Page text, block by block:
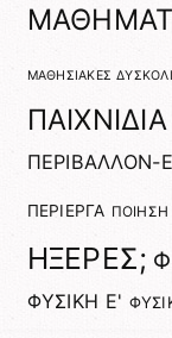
ΜΑΘΗΣΙΑΚΕΣ
ΠΑΙΧΝΙΔΙΑ
ΠΕΡΙΒΑΛΛΟΝ-
ΠΕΡΙΕΡΓΑ ΠΟΙΗΣΗ
ΗΞΕΡΕΣ;
ΦΥΣΙΚΗ Ε'